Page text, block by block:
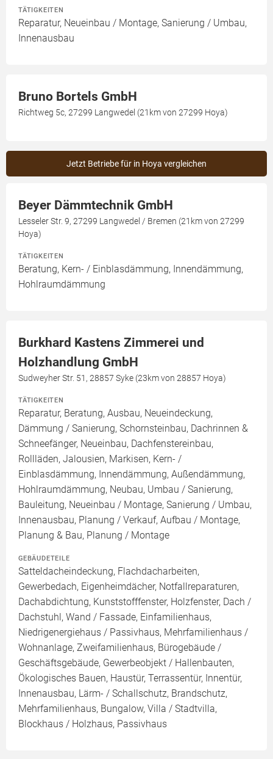
TÄTIGKEITEN
Reparatur, Neueinbau / Montage, Sanierung / Umbau,
Innenausbau
Bruno Bortels GmbH
Richtweg 5c, 27299 Langwedel (21km von 27299 Hoya)
Jetzt Betriebe für in Hoya vergleichen
Beyer Dämmtechnik GmbH
Lesseler Str. 9, 27299 Langwedel / Bremen (21km von 27299
Hoya)
TÄTIGKEITEN
Beratung, Kern- / Einblasdämmung, Innendämmung,
Hohlraumdämmung
Burkhard Kastens Zimmerei und
Holzhandlung GmbH
Sudweyher Str. 51, 28857 Syke (23km von 28857 Hoya)
TÄTIGKEITEN
Reparatur, Beratung, Ausbau, Neueindeckung,
Dämmung / Sanierung, Schornsteinbau, Dachrinnen &
Schneefänger, Neueinbau, Dachfenstereinbau,
Rollläden, Jalousien, Markisen, Kern- /
Einblasdämmung, Innendämmung, Außendämmung,
Hohlraumdämmung, Neubau, Umbau / Sanierung,
Bauleitung, Neueinbau / Montage, Sanierung / Umbau,
Innenausbau, Planung / Verkauf, Aufbau / Montage,
Planung & Bau, Planung / Montage
GEBÄUDETEILE
Satteldacheindeckung, Flachdacharbeiten,
Gewerbedach, Eigenheimdächer, Notfallreparaturen,
Dachabdichtung, Kunststofffenster, Holzfenster, Dach /
Dachstuhl, Wand / Fassade, Einfamilienhaus,
Niedrigenergiehaus / Passivhaus, Mehrfamilienhaus /
Wohnanlage, Zweifamilienhaus, Bürogebäude /
Geschäftsgebäude, Gewerbeobjekt / Hallenbauten,
Ökologisches Bauen, Haustür, Terrassentür, Innentür,
Innenausbau, Lärm- / Schallschutz, Brandschutz,
Mehrfamilienhaus, Bungalow, Villa / Stadtvilla,
Blockhaus / Holzhaus, Passivhaus